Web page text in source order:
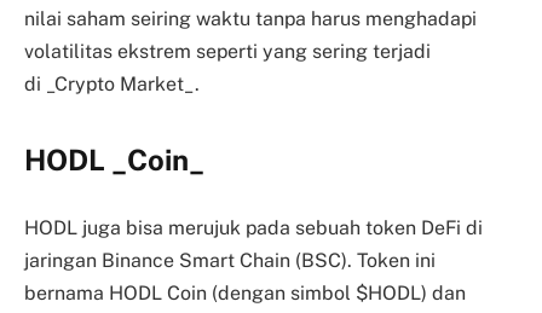
nilai saham seiring waktu tanpa harus menghadapi
volatilitas ekstrem seperti yang sering terjadi
di _Crypto Market_.
HODL Coin
HODL juga bisa merujuk pada sebuah token DeFi di
jaringan Binance Smart Chain (BSC). Token ini
bernama HODL Coin (dengan simbol $HODL) dan